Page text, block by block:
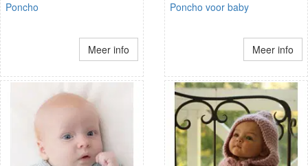
Poncho
Meer info
Poncho voor baby
Meer info